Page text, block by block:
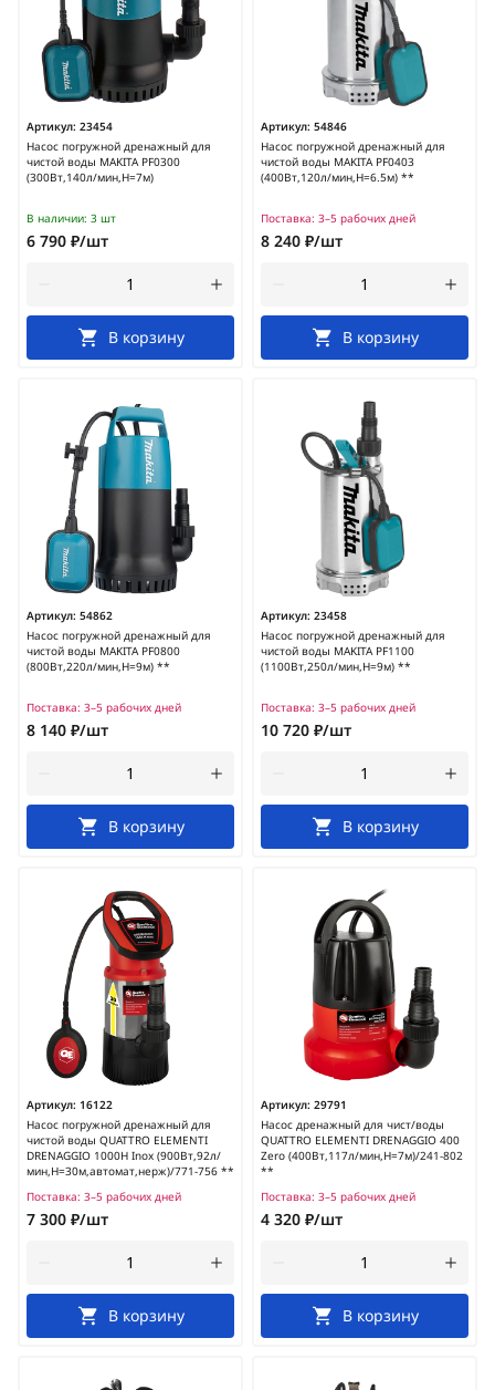
Артикул: 23454
Насос погружной дренажный для
чистой воды MAKITA PF0300
(300Вт,140л/мин,H=7м)
В наличии: 3 шт
6 790 ₽/шт
В корзину
Артикул: 54846
Насос погружной дренажный для
чистой воды MAKITA PF0403
(400Вт,120л/мин,H=6.5м) **
Поставка: 3–5 рабочих дней
8 240 ₽/шт
В корзину
Артикул: 54862
Насос погружной дренажный для
чистой воды MAKITA PF0800
(800Вт,220л/мин,H=9м) **
Поставка: 3–5 рабочих дней
8 140 ₽/шт
В корзину
Артикул: 23458
Насос погружной дренажный для
чистой воды MAKITA PF1100
(1100Вт,250л/мин,H=9м) **
Поставка: 3–5 рабочих дней
10 720 ₽/шт
В корзину
Артикул: 16122
Насос погружной дренажный для
чистой воды QUATTRO ELEMENTI
DRENAGGIO 1000H Inox (900Вт,92л/
мин,H=30м,автомат,нерж)/771-756 **
Поставка: 3–5 рабочих дней
7 300 ₽/шт
В корзину
Артикул: 29791
Насос дренажный для чист/воды
QUATTRO ELEMENTI DRENAGGIO 400
Zero (400Вт,117л/мин,H=7м)/241-802
**
Поставка: 3–5 рабочих дней
4 320 ₽/шт
В корзину